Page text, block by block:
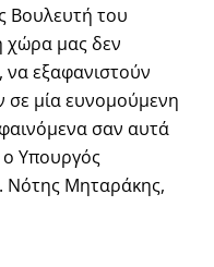
Βουλευτή του
χώρα μας δεν
εξαφανιστούν
μία ευνομούμενη
σαν αυτά
ο Υπουργός
Νότης Μηταράκης,